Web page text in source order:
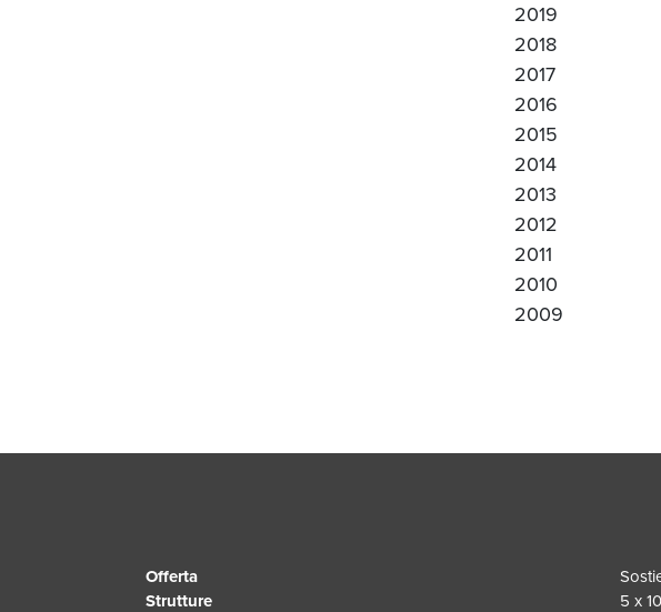
2019
2018
2017
2016
2015
2014
2013
2012
2011
2010
2009
Offerta
Strutture
5 x